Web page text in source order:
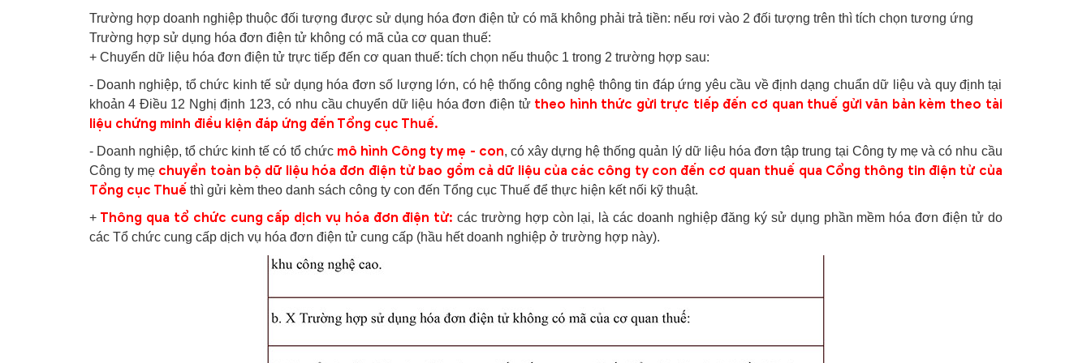
Trường hợp doanh nghiệp thuộc đối tượng được sử dụng hóa đơn điện tử có mã không phải trả tiền: nếu rơi vào 2 đối tượng trên thì tích chọn tương ứng
Trường hợp sử dụng hóa đơn điện tử không có mã của cơ quan thuế:
+ Chuyển dữ liệu hóa đơn điện tử trực tiếp đến cơ quan thuế: tích chọn nếu thuộc 1 trong 2 trường hợp sau:
- Doanh nghiệp, tổ chức kinh tế sử dụng hóa đơn số lượng lớn, có hệ thống công nghệ thông tin đáp ứng yêu cầu về định dạng chuẩn dữ liệu và quy định tại
khoản 4 Điều 12 Nghị định 123, có nhu cầu chuyển dữ liệu hóa đơn điện tử theo hình thức gửi trực tiếp đến cơ quan thuế gửi văn bản kèm theo tài
liệu chứng minh điều kiện đáp ứng đến Tổng cục Thuế.
- Doanh nghiệp, tổ chức kinh tế có tổ chức mô hình Công ty mẹ - con, có xây dựng hệ thống quản lý dữ liệu hóa đơn tập trung tại Công ty mẹ và có nhu cầu
Công ty mẹ chuyển toàn bộ dữ liệu hóa đơn điện tử bao gồm cả dữ liệu của các công ty con đến cơ quan thuế qua Cổng thông tin điện tử của
Tổng cục Thuế thì gửi kèm theo danh sách công ty con đến Tổng cục Thuế để thực hiện kết nối kỹ thuật.
+ Thông qua tổ chức cung cấp dịch vụ hóa đơn điện tử: các trường hợp còn lại, là các doanh nghiệp đăng ký sử dụng phần mềm hóa đơn điện tử do
các Tổ chức cung cấp dịch vụ hóa đơn điện tử cung cấp (hầu hết doanh nghiệp ở trường hợp này).